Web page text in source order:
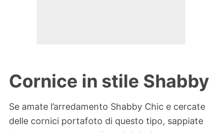
Cornice in stile Shabby
Se amate l’arredamento Shabby Chic e cercate
delle cornici portafoto di questo tipo, sappiate